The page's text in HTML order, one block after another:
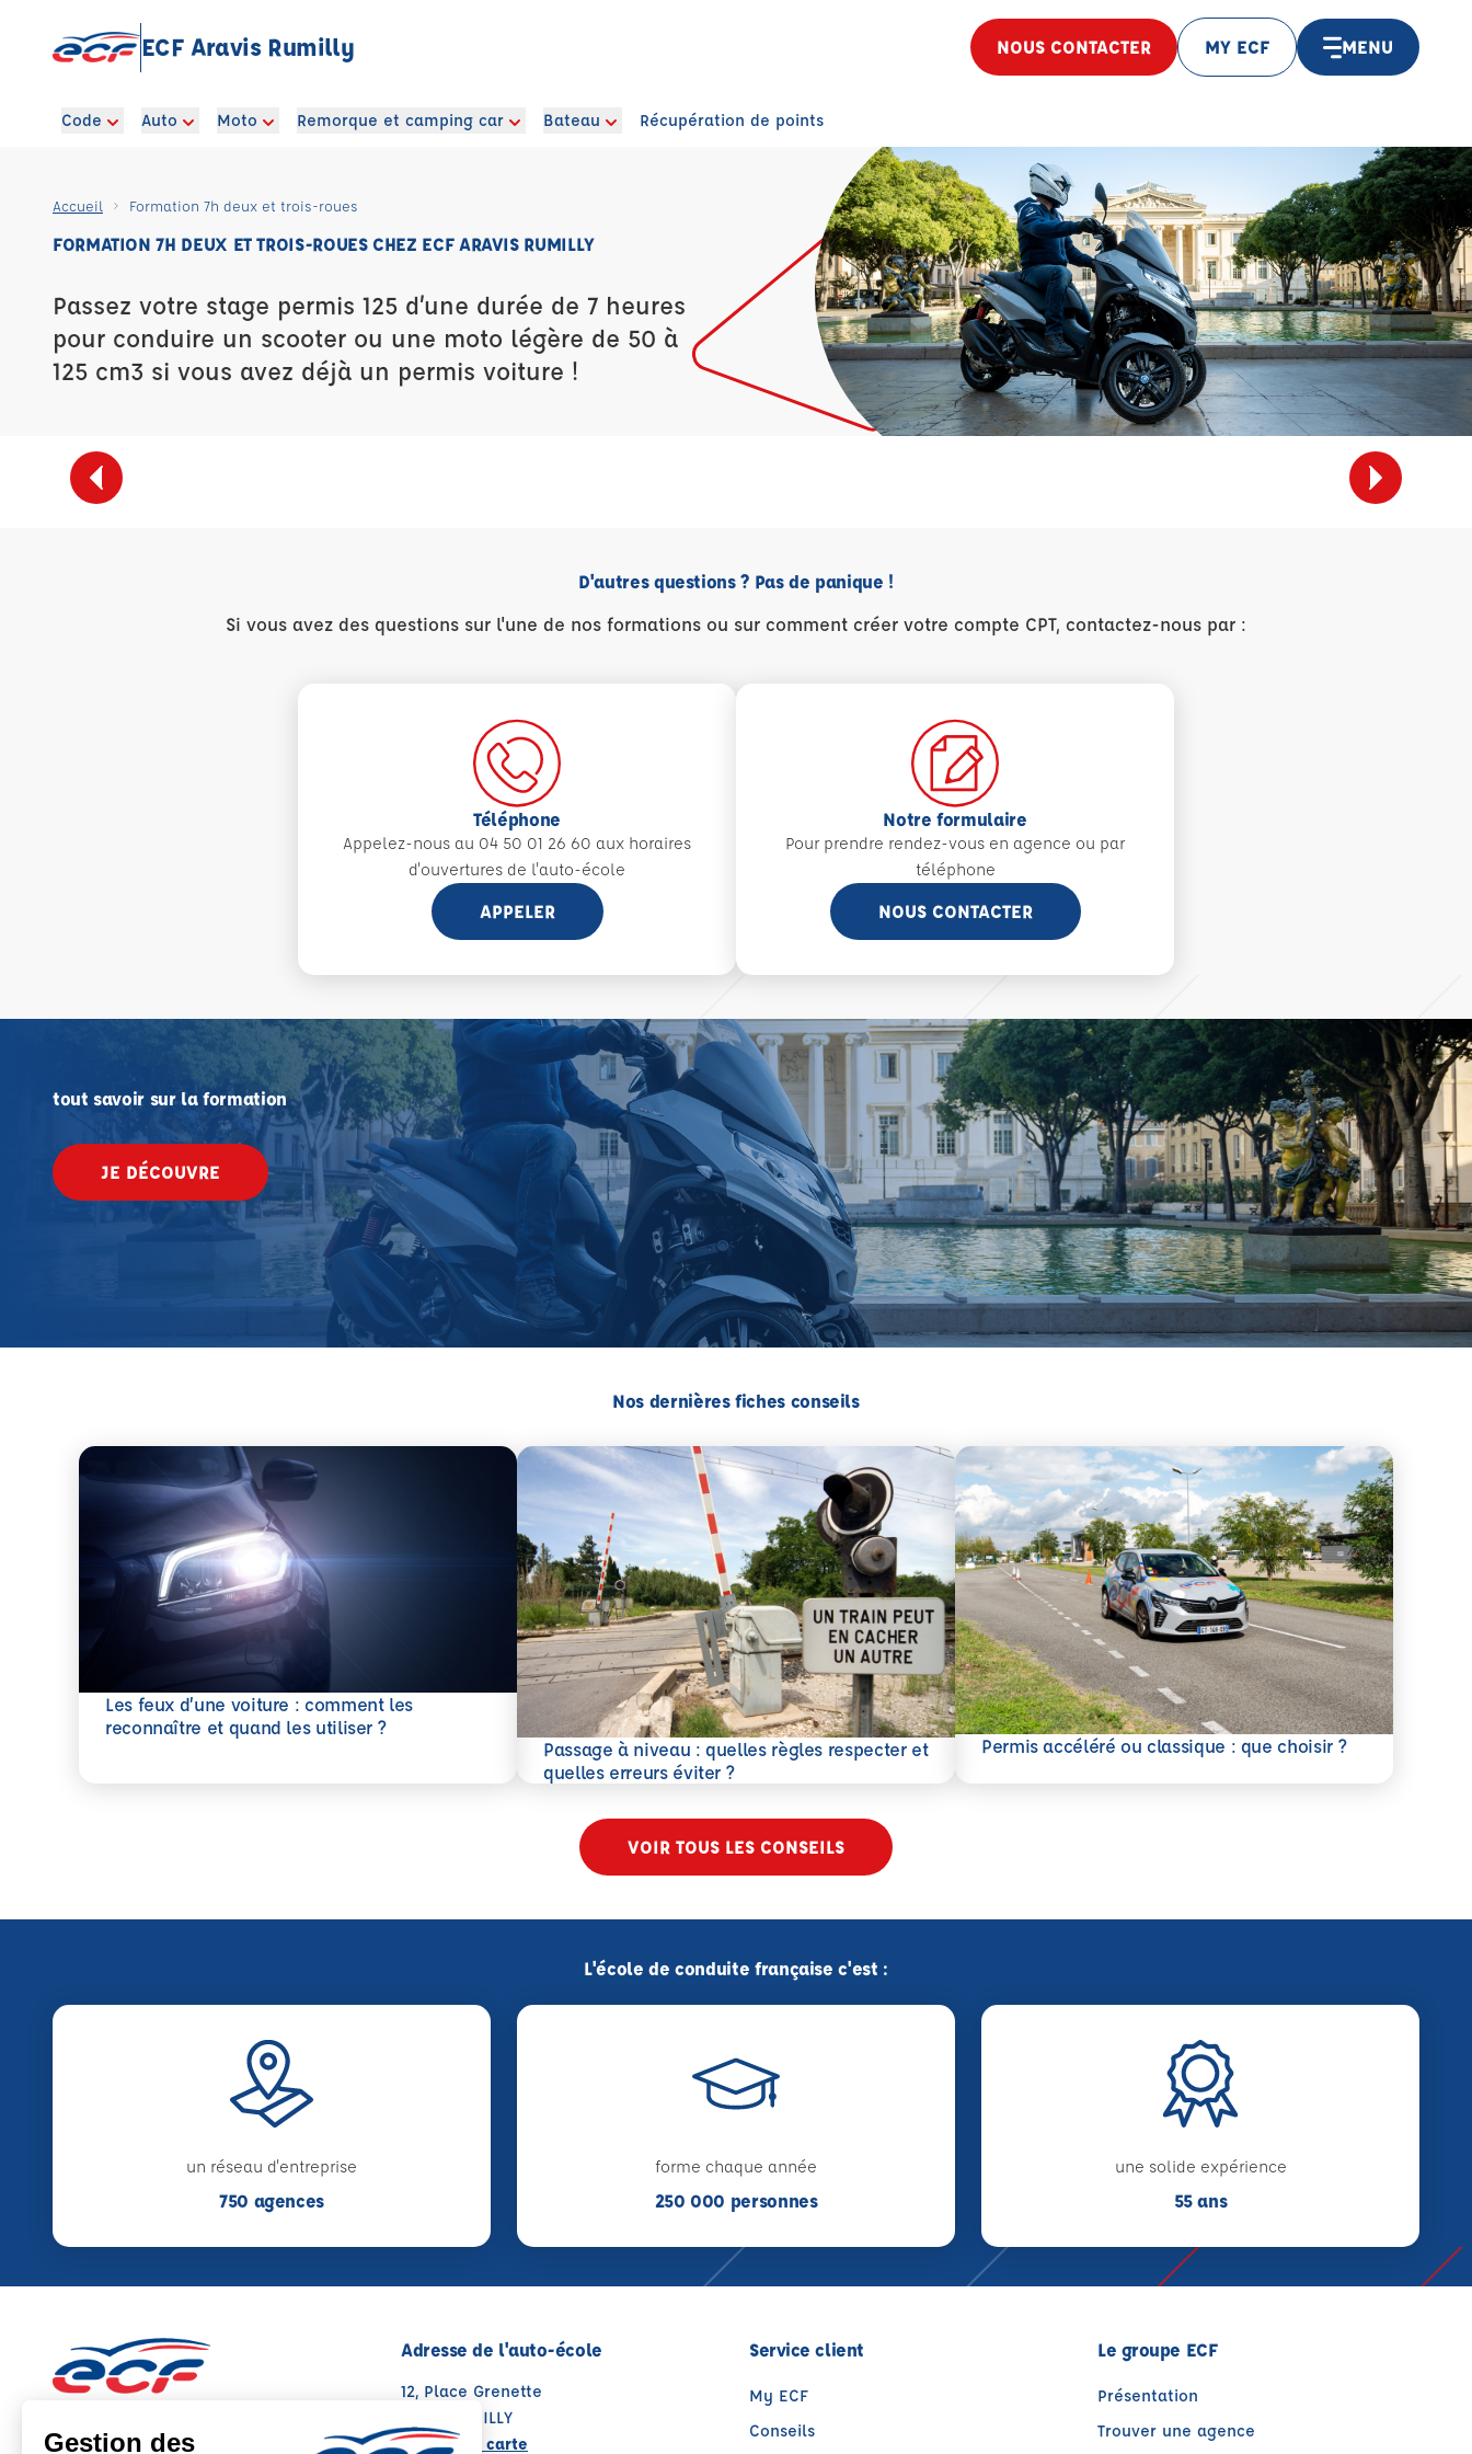
ECF Aravis Rumilly NOUS CONTACTER MY ECF MENU
Code Auto Moto Remorque et camping car Bateau Récupération de points
Accueil Formation 7h deux et trois-roues
FORMATION 7H DEUX ET TROIS-ROUES CHEZ ECF ARAVIS RUMILLY
Passez votre stage permis 125 d’une durée de 7 heures
pour conduire un scooter ou une moto légère de 50 à
125 cm3 si vous avez déjà un permis voiture !
D'autres questions ? Pas de panique !
Si vous avez des questions sur l'une de nos formations ou sur comment créer votre compte CPT, contactez-nous par :
Téléphone
Appelez-nous au 04 50 01 26 60 aux horaires
d'ouvertures de l'auto-école
APPELER
Notre formulaire
Pour prendre rendez-vous en agence ou par
téléphone
NOUS CONTACTER
tout savoir sur la formation
JE DÉCOUVRE
Nos dernières fiches conseils
Les feux d’une voiture : comment les
reconnaître et quand les utiliser ?
En savoir plus
Passage à niveau : quelles règles respecter et
quelles erreurs éviter ?
En savoir plus
Permis accéléré ou classique : que choisir ?
En savoir plus
VOIR TOUS LES CONSEILS
L'école de conduite française c'est :
un réseau d'entreprise
750 agences
forme chaque année
250 000 personnes
une solide expérience
55 ans
Note : 4.8/5
Adresse de l'auto-école
12, Place Grenette
74150 RUMILLY
Voir sur la carte
Service client
My ECF
Conseils
Le groupe ECF
Présentation
Trouver une agence